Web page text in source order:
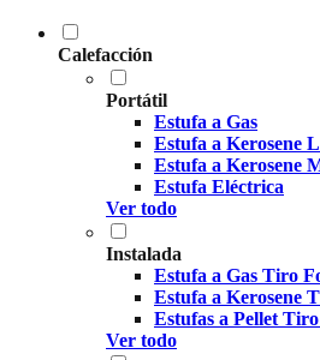
Calefacción
Portátil
Estufa a Gas
Estufa a Kerosene
Estufa a Kerosene
Estufa Eléctrica
Ver todo
Instalada
Estufa a Gas Tiro
Estufa a Kerosene
Estufas a Pellet
Ver todo